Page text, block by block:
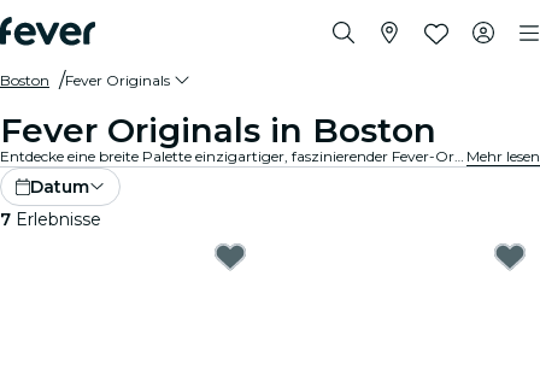
Boston Fever Originals
Fever Originals in Boston
Entdecke eine breite Palette einzigartiger, faszinierender Fever-Original-Events in Boston. Mehr lesen
Datum
7 Erlebnisse